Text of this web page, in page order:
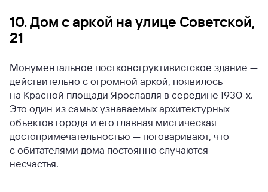
10. Дом с аркой на улице Советской,
21
Монументальное постконструктивистское здание —
действительно с огромной аркой, появилось
на Красной площади Ярославля в середине 1930-х.
Это один из самых узнаваемых архитектурных
объектов города и его главная мистическая
достопримечательностью — поговаривают, что
с обитателями дома постоянно случаются
несчастья.